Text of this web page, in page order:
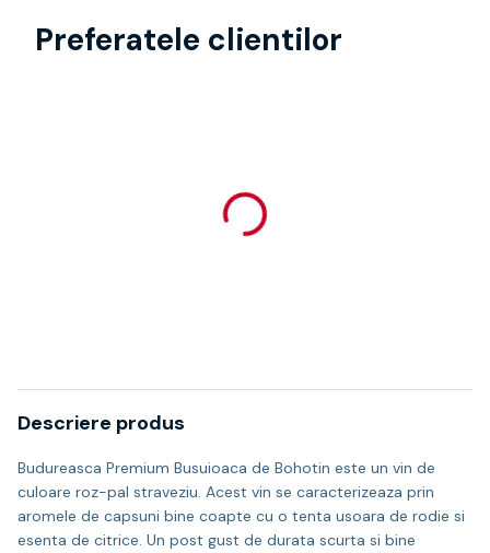
Preferatele clientilor
Descriere produs
Budureasca Premium Busuioaca de Bohotin este un vin de
culoare roz-pal straveziu. Acest vin se caracterizeaza prin
aromele de capsuni bine coapte cu o tenta usoara de rodie si
esenta de citrice. Un post gust de durata scurta si bine